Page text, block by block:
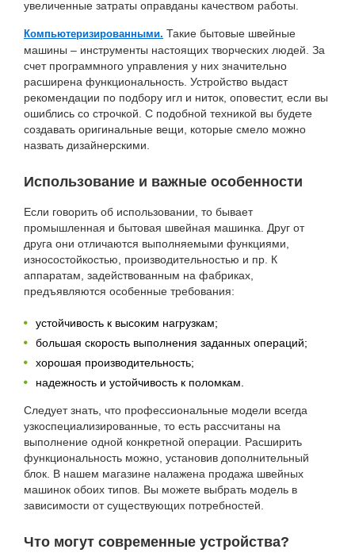
увеличенные затраты оправданы качеством работы.
Компьютеризированными. Такие бытовые швейные
машины – инструменты настоящих творческих людей. За
счет программного управления у них значительно
расширена функциональность. Устройство выдаст
рекомендации по подбору игл и ниток, оповестит, если вы
ошиблись со строчкой. С подобной техникой вы будете
создавать оригинальные вещи, которые смело можно
назвать дизайнерскими.
Использование и важные особенности
Если говорить об использовании, то бывает
промышленная и бытовая швейная машинка. Друг от
друга они отличаются выполняемыми функциями,
износостойкостью, производительностью и пр. К
аппаратам, задействованным на фабриках,
предъявляются особенные требования:
устойчивость к высоким нагрузкам;
большая скорость выполнения заданных операций;
хорошая производительность;
надежность и устойчивость к поломкам.
Следует знать, что профессиональные модели всегда
узкоспециализированные, то есть рассчитаны на
выполнение одной конкретной операции. Расширить
функциональность можно, установив дополнительный
блок. В нашем магазине налажена продажа швейных
машинок обоих типов. Вы можете выбрать модель в
зависимости от существующих потребностей.
Что могут современные устройства?